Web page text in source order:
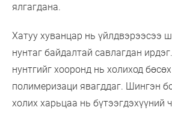
ялгагдана.
Хатуу хуванцар нь үйлдвэрээсээ
нунтаг байдалтай савлагдан
нунтгийг хооронд нь холиход
полимеризаци явагддаг. Шингэн
холих харьцаа нь бүтээгдэхүүний